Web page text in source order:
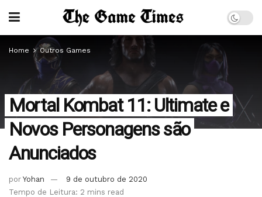
Home Outros Games
Mortal Kombat 11: Ultimate e
Novos Personagens são
Anunciados
por Yohan
9 de outubro de 2020
Tempo de Leitura: 2 mins read